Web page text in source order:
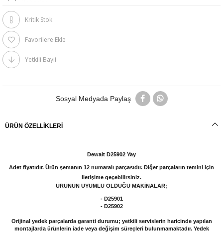
Kritik Stok
Favorilere Ekle
Yetkili Bayii
Sosyal Medyada Paylaş
ÜRÜN ÖZELLIKLERI
Dewalt D25902 Yay
Adet fiyatıdır. Ürün şemanın 12 numaralı parçasıdır. Diğer parçaların temini için
iletişime geçebilirsiniz.
ÜRÜNÜN UYUMLU OLDUĞU MAKİNALAR;
- D25901
- D25902
Orijinal yedek parçalarda garanti durumu; yetkili servislerin haricinde yapılan
montajlarda ürünlerin iade veya değişim süreçleri bulunmamaktadır. Yedek